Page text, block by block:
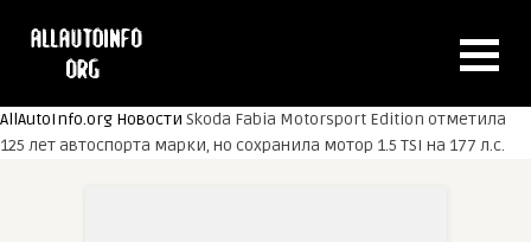
AllAutoInfo.org Новости Skoda Fabia Motorsport Edition отметила
125 лет автоспорта марки, но сохранила мотор 1.5 TSI на 177 л.с.